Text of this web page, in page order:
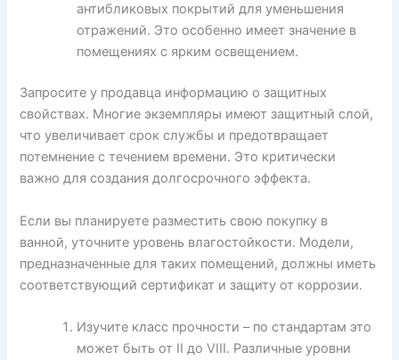
антибликовых покрытий для уменьшения
отражений. Это особенно имеет значение в
помещениях с ярким освещением.
Запросите у продавца информацию о защитных
свойствах. Многие экземпляры имеют защитный слой,
что увеличивает срок службы и предотвращает
потемнение с течением времени. Это критически
важно для создания долгосрочного эффекта.
Если вы планируете разместить свою покупку в
ванной, уточните уровень влагостойкости. Модели,
предназначенные для таких помещений, должны иметь
соответствующий сертификат и защиту от коррозии.
Изучите класс прочности – по стандартам это
может быть от II до VIII. Различные уровни